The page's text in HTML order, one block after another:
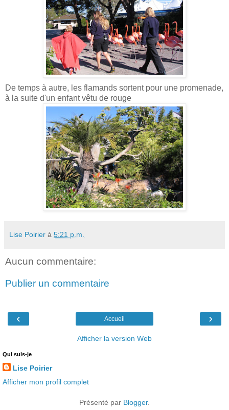
De temps à autre, les flamands sortent pour une promenade,
à la suite d'un enfant vêtu de rouge
Lise Poirier à 5:21 p.m.
Aucun commentaire:
Publier un commentaire
‹ ›
Accueil
Afficher la version Web
Qui suis-je
Lise Poirier
Afficher mon profil complet
Présenté par Blogger.